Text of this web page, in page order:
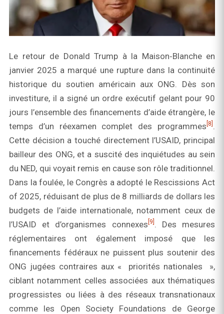
Le retour de Donald Trump à la Maison‑Blanche en
janvier 2025 a marqué une rupture dans la continuité
historique du soutien américain aux ONG. Dès son
investiture, il a signé un ordre exécutif gelant pour 90
jours l’ensemble des financements d’aide étrangère, le
temps d’un réexamen complet des programmes [8] .
Cette décision a touché directement l’USAID, principal
bailleur des ONG, et a suscité des inquiétudes au sein
du NED, qui voyait remis en cause son rôle traditionnel.
Dans la foulée, le Congrès a adopté le Rescissions Act
of 2025, réduisant de plus de 8 milliards de dollars les
budgets de l’aide internationale, notamment ceux de
l’USAID et d’organismes connexes [9] . Des mesures
réglementaires ont également imposé que les
financements fédéraux ne puissent plus soutenir des
ONG jugées contraires aux « priorités nationales »,
ciblant notamment celles associées aux thématiques
progressistes ou liées à des réseaux transnationaux
comme les Open Society Foundations de George